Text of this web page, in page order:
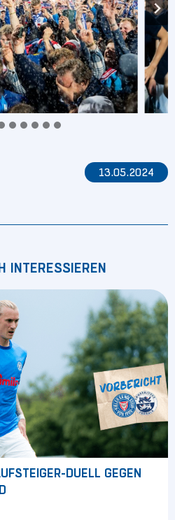
13.05.2024
INTERESSIEREN
DUELL GEGEN